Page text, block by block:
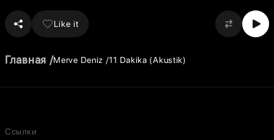
Like it
Главная Merve Deniz 11 Dakika (Akustik)
Ссылки